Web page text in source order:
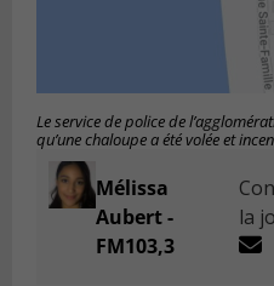
Le service de police de
qu’une chaloupe a été volée et
Mélissa
Aubert -
FM103,3
la